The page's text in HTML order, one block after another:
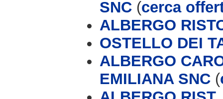
SNC (cerca
ALBERGO
OSTELLO DEI
ALBERGO
EMILIANA SNC (